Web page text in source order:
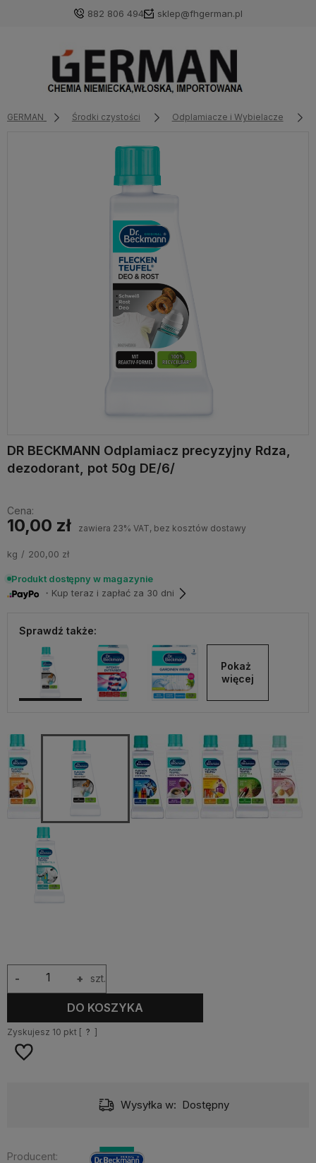
882 806 494 sklep@fhgerman.pl
GERMAN Środki czystości Odplamiacze i Wybielacze
DR BECKMANN Odplamiacz precyzyjny Rdza,
dezodorant, pot 50g DE/6/
Cena:
10,00 zł zawiera 23% VAT, bez kosztów dostawy
kg 200,00 zł
Produkt dostępny w magazynie
・Kup teraz i zapłać za 30 dni
Sprawdź także:
Pokaż
więcej
+
- szt.
DO KOSZYKA
Zyskujesz 10 pkt [ ? ]
Wysyłka w: Dostępny
Producent: